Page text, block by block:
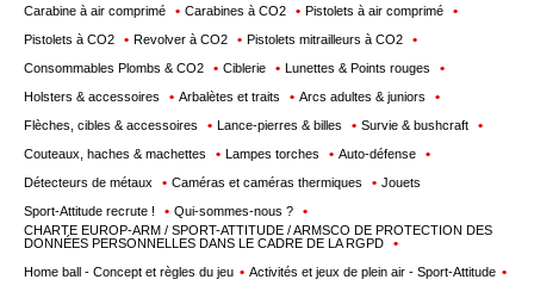
Carabine à air comprimé
Carabines à CO2
Pistolets à air comprimé
Pistolets à CO2
Revolver à CO2
Pistolets mitrailleurs à CO2
Consommables Plombs & CO2
Ciblerie
Lunettes & Points rouges
Holsters & accessoires
Arbalètes et traits
Arcs adultes & juniors
Flèches, cibles & accessoires
Lance-pierres & billes
Survie & bushcraft
Couteaux, haches & machettes
Lampes torches
Auto-défense
Détecteurs de métaux
Caméras et caméras thermiques
Jouets
Sport-Attitude recrute !
Qui-sommes-nous ?
CHARTE EUROP-ARM / SPORT-ATTITUDE / ARMSCO DE PROTECTION DES
DONNÉES PERSONNELLES DANS LE CADRE DE LA RGPD
Home ball - Concept et règles du jeu
Activités et jeux de plein air - Sport-Attitude